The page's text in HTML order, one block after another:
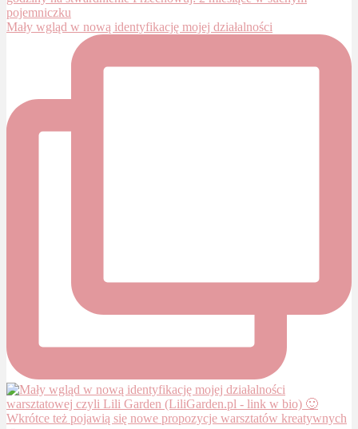
Mały wgląd w nową identyfikację mojej działalności